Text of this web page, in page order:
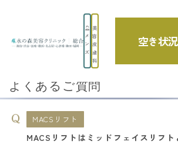
メ
ン
ズ
美
容
皮
膚
科
空き状
TOP よくあるご質問
MACSリフト
MACSリフトはミッドフェイスリフトと一...
よくあるご質問
MACSリフト
MACSリフトはミッドフェイスリフ